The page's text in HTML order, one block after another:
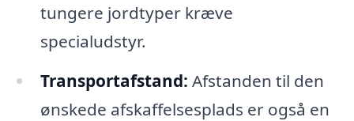
tungere jordtyper kræve
specialudstyr.
Transportafstand: Afstanden til den
ønskede afskaffelsesplads er også en